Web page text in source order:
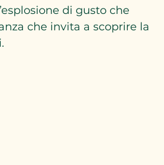
di gusto che
che invita a scoprire la